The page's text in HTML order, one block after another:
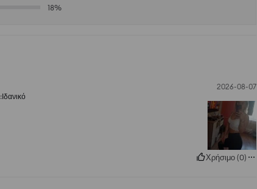
18%
2026-08-07
:Ιδανικό
Χρήσιμο(0)